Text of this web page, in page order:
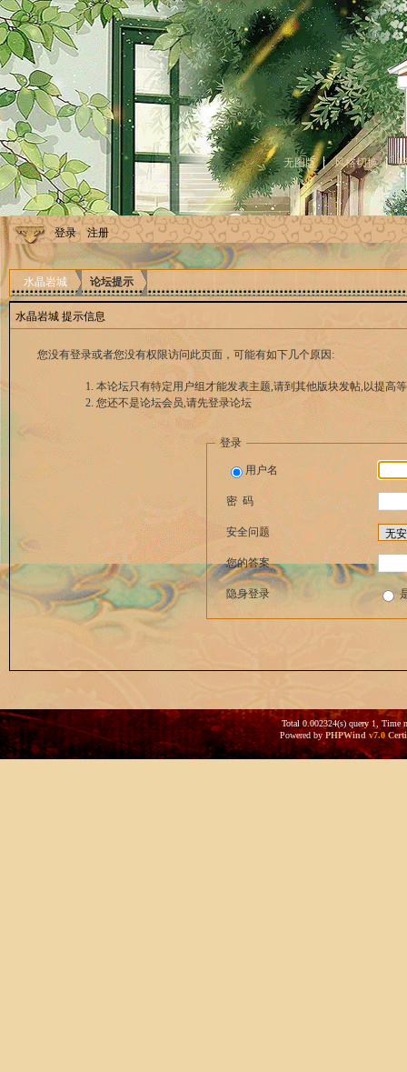
无图版 风格切换
登录 注册
水晶岩城 论坛提示
水晶岩城 提示信息
您没有登录或者您没有权限访问此页面，可能有如下几个原因:
本论坛只有特定用户组才能发表主题,请到其他版块发帖,以提高
您还不是论坛会员,请先登录论坛
登录
用户名
密 码
安全问题
您的答案
隐身登录
Total 0.002324(s) query 1, Time
Powered byPHPWind v7.0